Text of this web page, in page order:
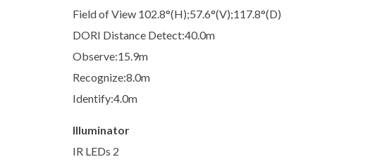
Field of View 102.8°(H);57.6°(V);117.8°(D)
DORI Distance Detect:40.0m
Observe:15.9m
Recognize:8.0m
Identify:4.0m
Illuminator
IR LEDs 2